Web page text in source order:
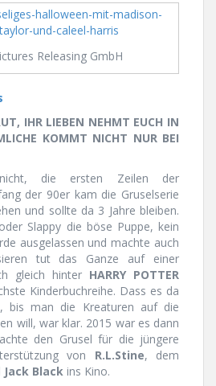
Releasing GmbH
IHR LIEBEN NEHMT EUCH IN
KOMMT NICHT NUR BEI
die ersten Zeilen der
der 90er kam die Gruselserie
und sollte da 3 Jahre bleiben.
Slappy die böse Puppe, kein
ausgelassen und machte auch
tut das Ganze auf einer
gleich hinter HARRY POTTER
Kinderbuchreihe. Dass es da
bis man die Kreaturen auf die
will, war klar. 2015 war es dann
den Grusel für die jüngere
von R.L.Stine, dem
Jack Black ins Kino.